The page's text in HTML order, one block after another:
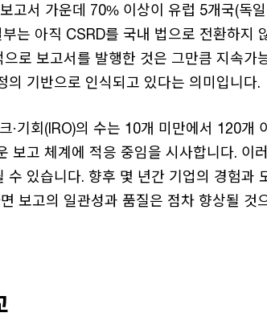
고서 가운데 70% 이상이 유럽 5개국(독
는 아직 CSRD를 국내 법으로 전환하지
로 보고서를 발행한 것은 그만큼 지속가
의 기반으로 인식되고 있다는 의미입니다.
·기회(IRO)의 수는 10개 미만에서 120개
보고 체계에 적응 중임을 시사합니다. 이
수 있습니다. 향후 몇 년간 기업의 경험과
보고의 일관성과 품질은 점차 향상될 것